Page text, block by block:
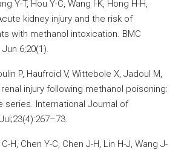
Y-T, Hou Y-C, Wang I-K, Hong H-H,
kidney injury and the risk of
with methanol intoxication. BMC
6;20(1).
P, Haufroid V, Wittebole X, Jadoul M,
injury following methanol poisoning:
series. International Journal of
H, Chen Y-C, Chen J-H, Lin H-J, Wang J-